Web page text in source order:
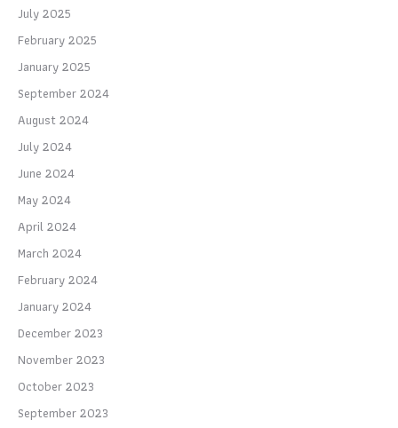
July 2025
February 2025
January 2025
September 2024
August 2024
July 2024
June 2024
May 2024
April 2024
March 2024
February 2024
January 2024
December 2023
November 2023
October 2023
September 2023